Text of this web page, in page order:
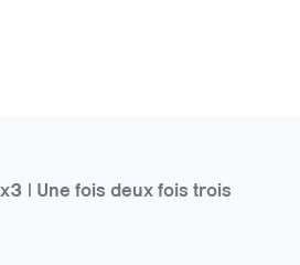
| Une fois deux fois trois